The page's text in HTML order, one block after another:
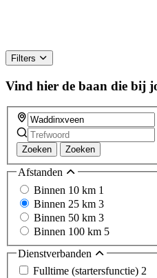
Filters
Vind hier de baan die bij
Zoeken Zoeken
Afstanden
Binnen 10 km 1
Binnen 25 km 3
Binnen 50 km 3
Binnen 100 km 5
Dienstverbanden
Fulltime (startersfunctie) 2